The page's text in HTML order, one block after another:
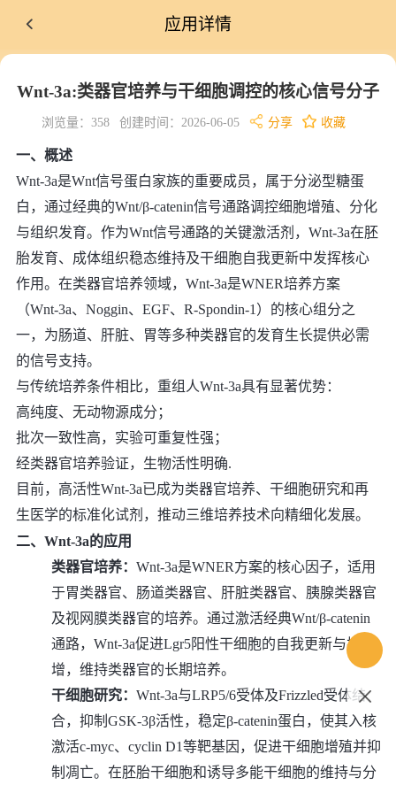
应用详情
Wnt-3a:类器官培养与干细胞调控的核心信号分子
浏览量：358 创建时间：2026-06-05 分享 收藏
一、概述
Wnt-3a是Wnt信号蛋白家族的重要成员，属于分泌型糖蛋
白，通过经典的Wnt/β-catenin信号通路调控细胞增殖、分化
与组织发育。作为Wnt信号通路的关键激活剂，Wnt-3a在胚
胎发育、成体组织稳态维持及干细胞自我更新中发挥核心
作用。在类器官培养领域，Wnt-3a是WNER培养方案
（Wnt-3a、Noggin、EGF、R-Spondin-1）的核心组分之
一，为肠道、肝脏、胃等多种类器官的发育生长提供必需
的信号支持。
与传统培养条件相比，重组人Wnt-3a具有显著优势：
高纯度、无动物源成分；
批次一致性高，实验可重复性强；
经类器官培养验证，生物活性明确.
目前，高活性Wnt-3a已成为类器官培养、干细胞研究和再
生医学的标准化试剂，推动三维培养技术向精细化发展。
二、Wnt-3a的应用
类器官培养： Wnt-3a是WNER方案的核心因子，适用
于胃类器官、肠道类器官、肝脏类器官、胰腺类器官
及视网膜类器官的培养。通过激活经典Wnt/β-catenin
通路，Wnt-3a促进Lgr5阳性干细胞的自我更新与扩
增，维持类器官的长期培养。
干细胞研究： Wnt-3a与LRP5/6受体及Frizzled受体结
合，抑制GSK-3β活性，稳定β-catenin蛋白，使其入核
激活c-myc、cyclin D1等靶基因，促进干细胞增殖并抑
制凋亡。在胚胎干细胞和诱导多能干细胞的维持与分